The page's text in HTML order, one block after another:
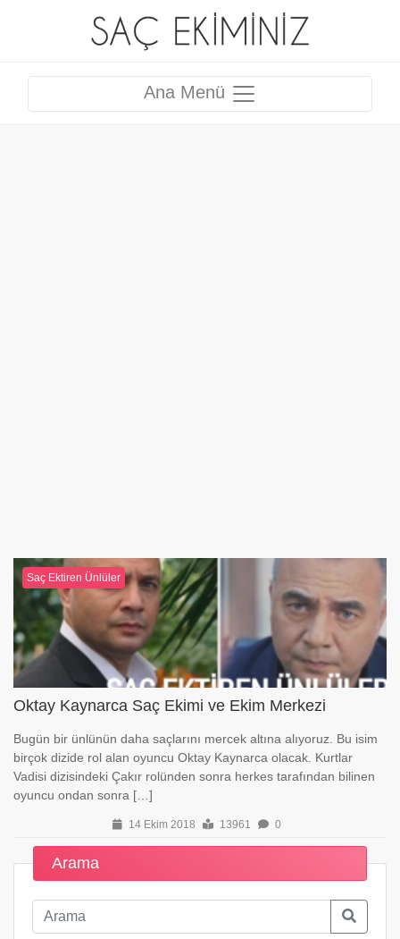
Ana Menü
Saç Ektiren Ünlüler
Oktay Kaynarca Saç Ekimi ve Ekim Merkezi
Bugün bir ünlünün daha saçlarını mercek altına alıyoruz. Bu isim
birçok dizide rol alan oyuncu Oktay Kaynarca olacak. Kurtlar
Vadisi dizisindeki Çakır rolünden sonra herkes tarafından bilinen
oyuncu ondan sonra […]
14 Ekim 2018 13961 0
Arama